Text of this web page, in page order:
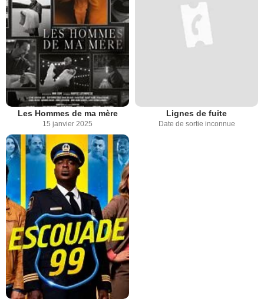
Les Hommes de ma mère
15 janvier 2025
Lignes de fuite
Date de sortie inconnue